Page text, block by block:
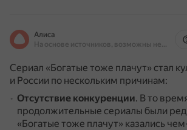
Алиса
На основе источников, возможны неточности
Сериал «Богатые тоже плачут» стал
и России по нескольким причинам:
Отсутствие конкуренции. В то
продолжительные сериалы были
«Богатые тоже плачут» казались